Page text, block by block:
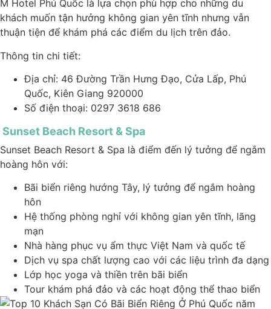
M Hotel Phú Quốc là lựa chọn phù hợp cho những du
khách muốn tận hưởng không gian yên tĩnh nhưng vẫn
thuận tiện để khám phá các điểm du lịch trên đảo.
Thông tin chi tiết:
Địa chỉ: 46 Đường Trần Hưng Đạo, Cửa Lấp, Phú
Quốc, Kiên Giang 920000
Số điện thoại: 0297 3618 686
Sunset Beach Resort & Spa
Sunset Beach Resort & Spa là điểm đến lý tưởng để ngắm
hoàng hôn với:
Bãi biển riêng hướng Tây, lý tưởng để ngắm hoàng
hôn
Hệ thống phòng nghỉ với không gian yên tĩnh, lãng
mạn
Nhà hàng phục vụ ẩm thực Việt Nam và quốc tế
Dịch vụ spa chất lượng cao với các liệu trình đa dạng
Lớp học yoga và thiền trên bãi biển
Tour khám phá đảo và các hoạt động thể thao biển